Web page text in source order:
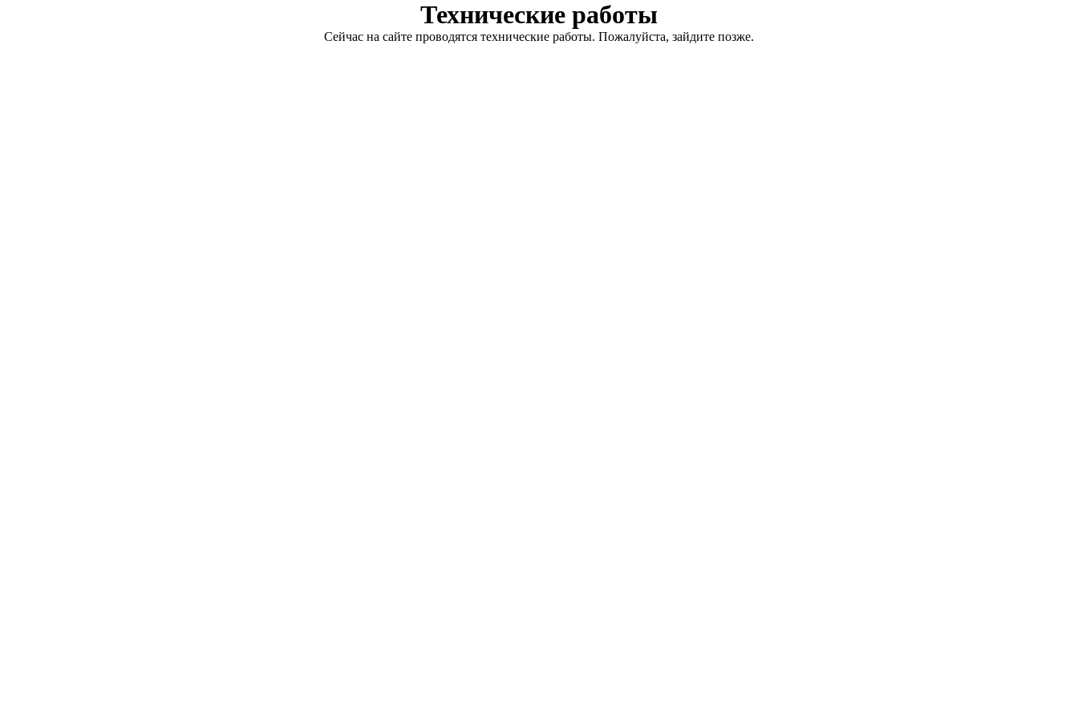
Технические работы
Сейчас на сайте проводятся технические работы. Пожалуйста, зайдите позже.